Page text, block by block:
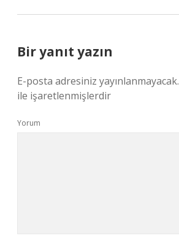
Bir yanıt yazın
E-posta adresiniz yayınlanmayacak.
ile işaretlenmişlerdir
Yorum